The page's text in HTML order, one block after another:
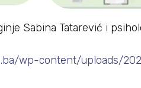
Sabina Tatarević i
wp-content/uploads/